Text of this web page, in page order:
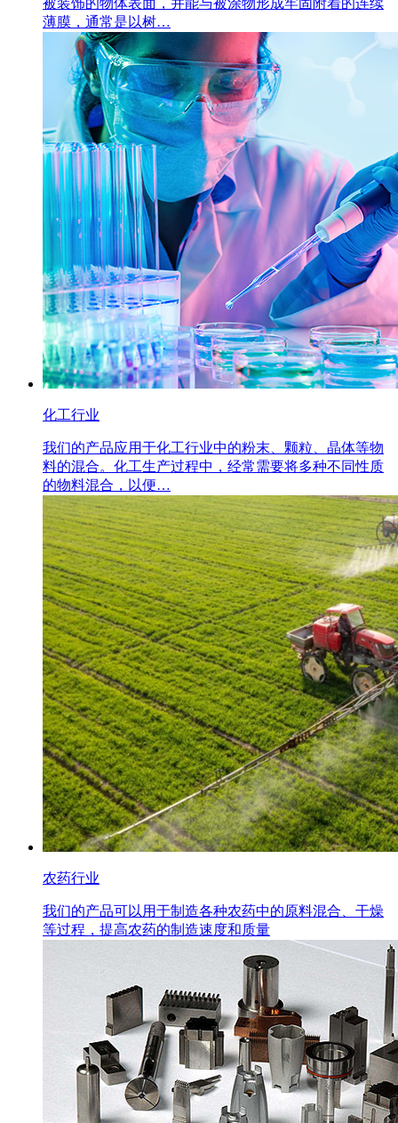
薄膜，通常是以树…
化工行业
我们的产品应用于化工行业中的粉末、颗粒、晶体等物
料的混合。化工生产过程中，经常需要将多种不同性质
的物料混合，以便…
农药行业
我们的产品可以用于制造各种农药中的原料混合、干燥
等过程，提高农药的制造速度和质量